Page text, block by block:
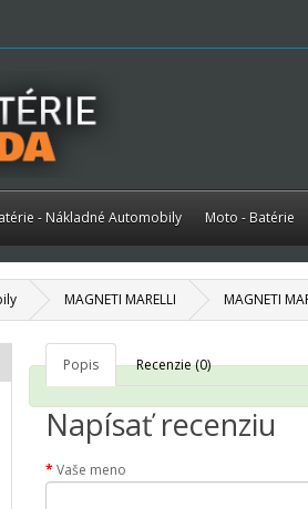
- Nákladné Automobily Moto - Batérie
MAGNETI MARELLI MAGNETI
Popis Recenzie (0)
Napísať recenziu
Vaše meno